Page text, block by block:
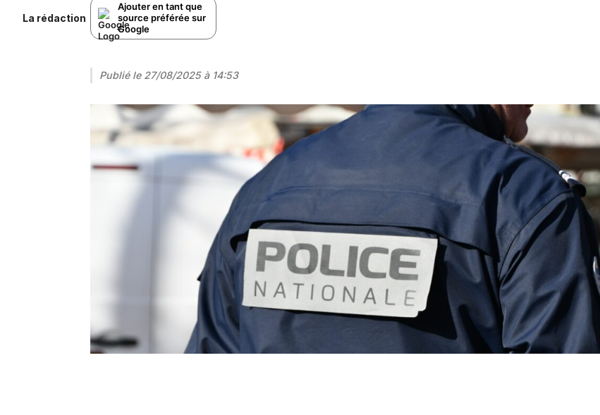
La rédaction
Ajouter en tant que
source préférée sur
Google
Publié le 27/08/2025 à 14:53